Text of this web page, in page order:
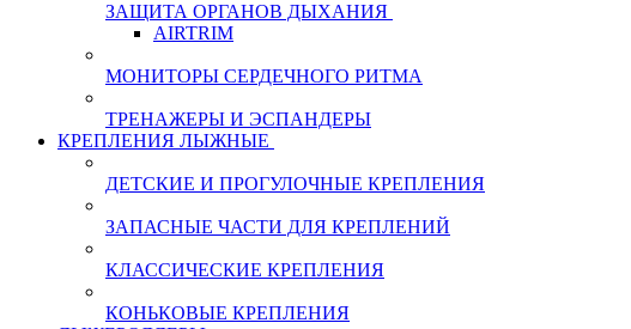
ЗАЩИТА ОРГАНОВ ДЫХАНИЯ
AIRTRIM
МОНИТОРЫ СЕРДЕЧНОГО РИТМА
ТРЕНАЖЕРЫ И ЭСПАНДЕРЫ
КРЕПЛЕНИЯ ЛЫЖНЫЕ
ДЕТСКИЕ И ПРОГУЛОЧНЫЕ КРЕПЛЕНИЯ
ЗАПАСНЫЕ ЧАСТИ ДЛЯ КРЕПЛЕНИЙ
КЛАССИЧЕСКИЕ КРЕПЛЕНИЯ
КОНЬКОВЫЕ КРЕПЛЕНИЯ